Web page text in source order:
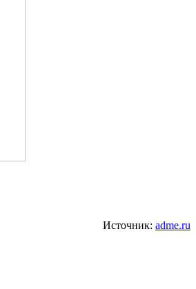
Источник: adme.ru